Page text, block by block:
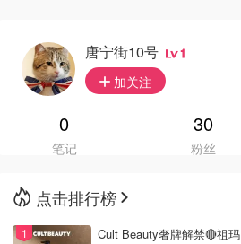
🇦🇺
唐宁街10号 1
加关注
0
笔记
30
粉丝
点击排行榜
Cult Beauty奢牌解禁🔴祖玛